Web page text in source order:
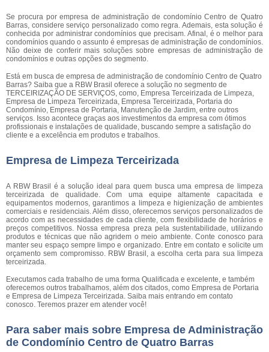
Se procura por empresa de administração de condomínio Centro de Quatro
Barras, considere serviço personalizado como regra. Ademais, esta solução é
conhecida por administrar condomínios que precisam. Afinal, é o melhor para
condomínios quando o assunto é empresas de administração de condomínios.
Não deixe de conferir mais soluções sobre empresas de administração de
condomínios e outras opções do segmento.
Está em busca de empresa de administração de condomínio Centro de Quatro
Barras? Saiba que a RBW Brasil oferece a solução no segmento de
TERCEIRIZAÇÃO DE SERVIÇOS, como, Empresa Terceirizada de Limpeza,
Empresa de Limpeza Terceirizada, Empresa Terceirizada, Portaria do
Condomínio, Empresa de Portaria, Manutenção de Jardim, entre outros
serviços. Isso acontece graças aos investimentos da empresa com ótimos
profissionais e instalações de qualidade, buscando sempre a satisfação do
cliente e a excelência em produtos e trabalhos.
Empresa de Limpeza Terceirizada
A RBW Brasil é a solução ideal para quem busca uma empresa de limpeza
terceirizada de qualidade. Com uma equipe altamente capacitada e
equipamentos modernos, garantimos a limpeza e higienização de ambientes
comerciais e residenciais. Além disso, oferecemos serviços personalizados de
acordo com as necessidades de cada cliente, com flexibilidade de horários e
preços competitivos. Nossa empresa preza pela sustentabilidade, utilizando
produtos e técnicas que não agridem o meio ambiente. Conte conosco para
manter seu espaço sempre limpo e organizado. Entre em contato e solicite um
orçamento sem compromisso. RBW Brasil, a escolha certa para sua limpeza
terceirizada.
Executamos cada trabalho de uma forma Qualificada e excelente, e também
oferecemos outros trabalhamos, além dos citados, como Empresa de Portaria
e Empresa de Limpeza Terceirizada. Saiba mais entrando em contato
conosco. Teremos prazer em atender você!
Para saber mais sobre Empresa de Administração
de Condomínio Centro de Quatro Barras